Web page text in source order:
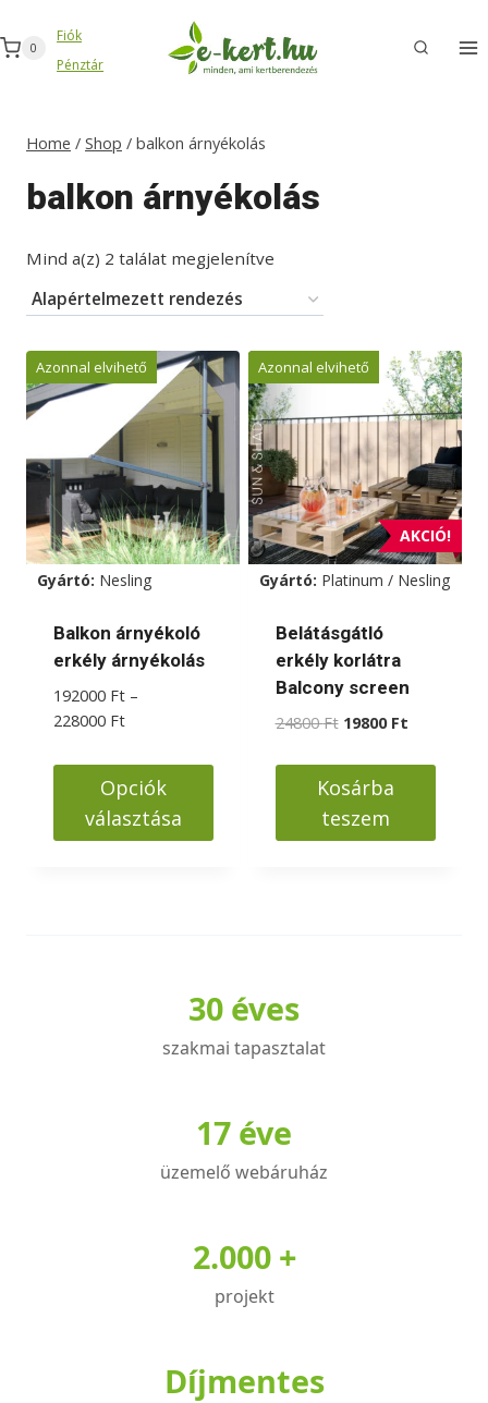
to
content
0
Fiók
Pénztár
Home / Shop / balkon árnyékolás
balkon árnyékolás
Mind a(z) 2 találat megjelenítve
Azonnal elvihető
Gyártó: Nesling
Balkon árnyékoló
erkély árnyékolás
192000 Ft –
228000 FtÁrtartomány:
-
228000 Ft
Opciók
választása
AKCIÓ!
Azonnal elvihető
Gyártó: Platinum / Nesling
Belátásgátló
erkély korlátra
Balcony screen
24800Ft Original
was:
24800 Ft.
19800 FtCurrent
is:
Kosárba
teszem
30 éves
szakmai tapasztalat
17 éve
üzemelő webáruház
2.000 +
projekt
Díjmentes